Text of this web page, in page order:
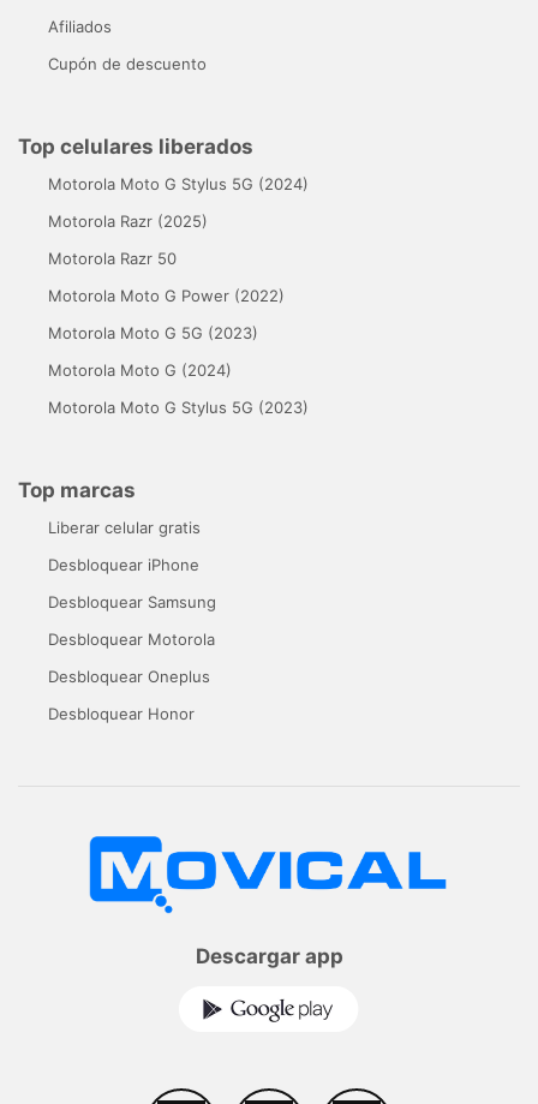
Afiliados
Cupón de descuento
Top celulares liberados
Motorola Moto G Stylus 5G (2024)
Motorola Razr (2025)
Motorola Razr 50
Motorola Moto G Power (2022)
Motorola Moto G 5G (2023)
Motorola Moto G (2024)
Motorola Moto G Stylus 5G (2023)
Top marcas
Liberar celular gratis
Desbloquear iPhone
Desbloquear Samsung
Desbloquear Motorola
Desbloquear Oneplus
Desbloquear Honor
Descargar app